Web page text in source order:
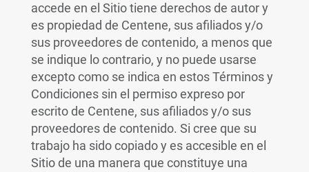
accede en el Sitio tiene derechos de autor y
es propiedad de Centene, sus afiliados y/o
sus proveedores de contenido, a menos que
se indique lo contrario, y no puede usarse
excepto como se indica en estos Términos y
Condiciones sin el permiso expreso por
escrito de Centene, sus afiliados y/o sus
proveedores de contenido. Si cree que su
trabajo ha sido copiado y es accesible en el
Sitio de una manera que constituye una